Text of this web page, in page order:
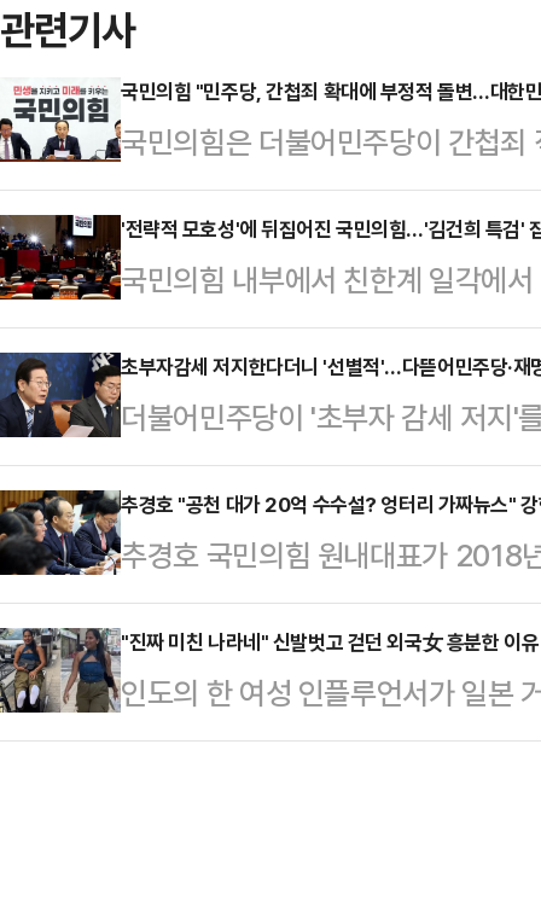
관련기사
국민의힘 "민주당, 간첩죄 확대에 부정적 돌변…대한
국민의힘은 더불어민주당이 간첩
는 형법 개정안에 대해 부정적으로
냐"고 직격했다.추경호 원내대표는
첩죄 적용 범위를 적국에서 외국으
주당이 최근 부정적인 입장으로 돌
"한 민주당 의원은 법사위 소위에
군사기밀은 다 국가기밀이냐'면서
"이런 발상이야말로 민주당…
'전략적 모호성'에 뒤집어진 국민의힘…'김건희 특검'
국민의힘 내부에서 친한계 일각에
략적 모호성'과 관련한 갑론을박이
된 당내 논란을 김여사 특검과 같은
(친윤석열)계와 한동훈 대표를 향
동훈)계의 의견이 팽팽히 맞서고
갈등이 지속되는 것이 당에 도움이
와 추경호 원내대표가 좀 더 적극적
한다는 주장도 나온다…
초부자감세 저지한다더니 '선별적'…다뜯어민주당·재
더불어민주당이 '초부자 감세 저지'
관련해선 예외를 두는 행태를 보이
지·가상자산 과세 2년 유예 방침을
'우클릭' 행보를 지속 중이다. 이를
터져 나오는 등 반발이 상당하다.2
표는 전날 국회 기자회견에서 "깊
필요한 때라고 생각했다"며 정부·
뜻을 밝혔다.…
추경호 "공천 대가 20억 수수설? 엉터리 가짜뉴스"
추경호 국민의힘 원내대표가 2018
보자가 공천을 받으려 자신에게 거
관련 보도에 대해 "뉴스 자체가 터
추경호 원내대표는 3일 국회에서
는 명 씨를 최근에 문제가 되면서
"진짜 미친 나라네" 신발벗고 걷던 외국女 흥분한 이유
인도의 한 여성 인플루언서가 일본
벗고 걸었다.28일(현지시간) 홍콩